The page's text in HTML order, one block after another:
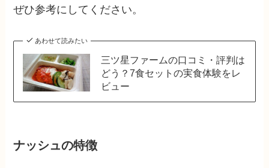
ぜひ参考にしてください。
あわせて読みたい
三ツ星ファームの口コミ・評判は
どう？7食セットの実食体験をレ
ビュー
ナッシュの特徴